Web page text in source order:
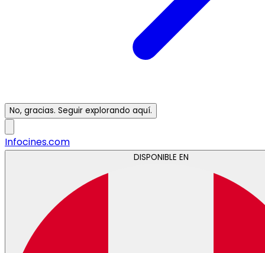
No, gracias. Seguir explorando aquí.
Infocines.com
DISPONIBLE EN